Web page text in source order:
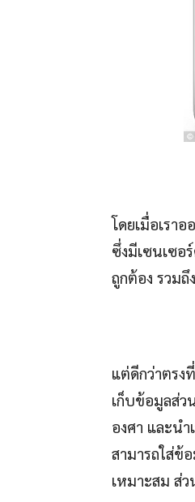
โดยเมื่อเรา
ซึ่งมีเซนเซอ
ถูกต้อง รวมถึ
แต่ดีกว่าตรง
เก็บข้อมูลส่ว
องศา และน
สามารถใส่ข้
เหมาะสม ส่